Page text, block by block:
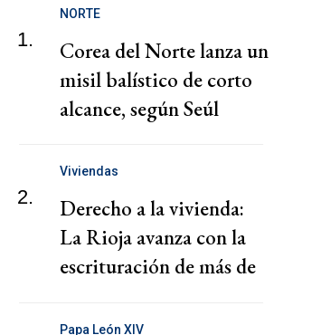
1.
NORTE
Corea del Norte lanza un
misil balístico de corto
alcance, según Seúl
2.
Viviendas
Derecho a la vivienda:
La Rioja avanza con la
escrituración de más de
Papa León XIV